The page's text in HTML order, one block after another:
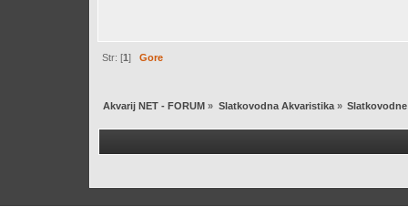
Str: [1]Gore
Akvarij NET - FORUM » Slatkovodna Akvaristika»